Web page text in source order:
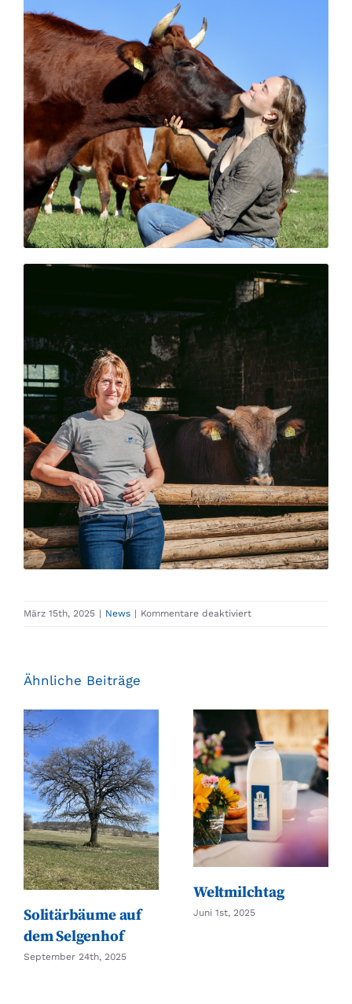
März 15th, 2025 | News | Kommentare deaktiviertfür
Ähnliche Beiträge
Solitärbäume auf
dem Selgenhof
September 24th, 2025
Weltmilchtag
Juni 1st, 2025